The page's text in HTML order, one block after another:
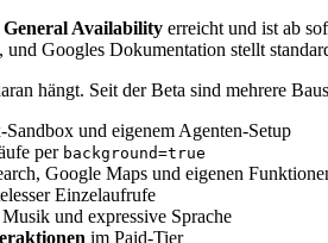
General Availability erreicht und ist ab
, und Googles Dokumentation stellt
hängt. Seit der Beta sind mehrere
und eigenem Agenten-Setup
per background=true
Google Maps und eigenen
Einzelaufrufe
und expressive Sprache
im Paid-Tier